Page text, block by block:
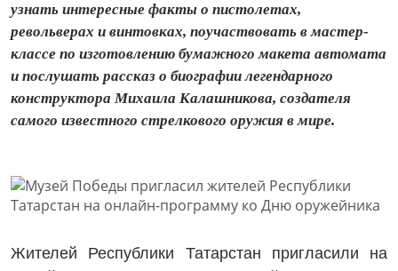
узнать интересные факты о пистолетах,
револьверах и винтовках, поучаствовать в мастер-
классе по изготовлению бумажного макета автомата
и послушать рассказ о биографии легендарного
конструктора Михаила Калашникова, создателя
самого известного стрелкового оружия в мире.
Жителей Республики Татарстан пригласили на